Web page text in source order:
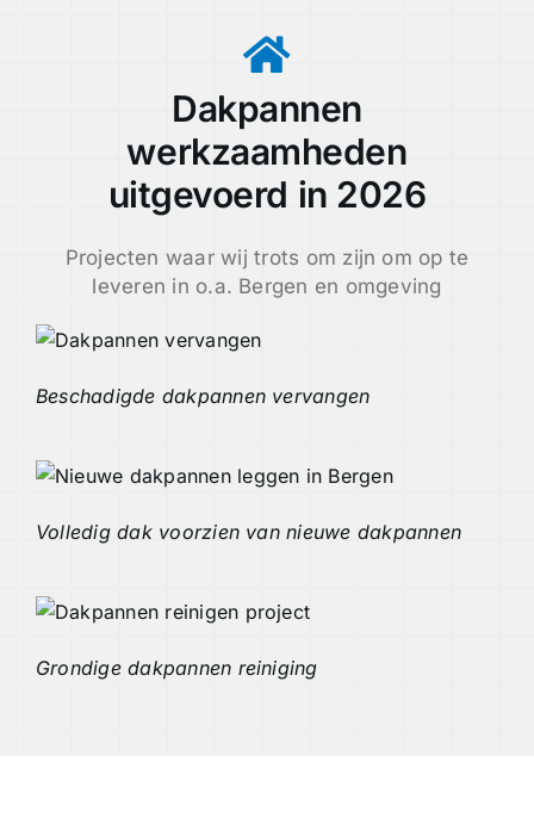
Dakpannen
werkzaamheden
uitgevoerd in 2026
Projecten waar wij trots om zijn om op te
leveren in o.a. Bergen en omgeving
Beschadigde dakpannen vervangen
Volledig dak voorzien van nieuwe dakpannen
Grondige dakpannen reiniging